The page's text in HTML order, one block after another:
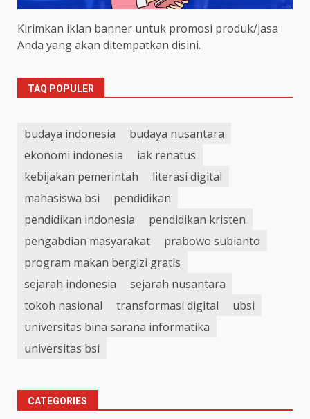
Kirimkan iklan banner untuk promosi produk/jasa
Anda yang akan ditempatkan disini.
TAQ POPULER
budaya indonesia
budaya nusantara
ekonomi indonesia
iak renatus
kebijakan pemerintah
literasi digital
mahasiswa bsi
pendidikan
pendidikan indonesia
pendidikan kristen
pengabdian masyarakat
prabowo subianto
program makan bergizi gratis
sejarah indonesia
sejarah nusantara
tokoh nasional
transformasi digital
ubsi
universitas bina sarana informatika
universitas bsi
CATEGORIES